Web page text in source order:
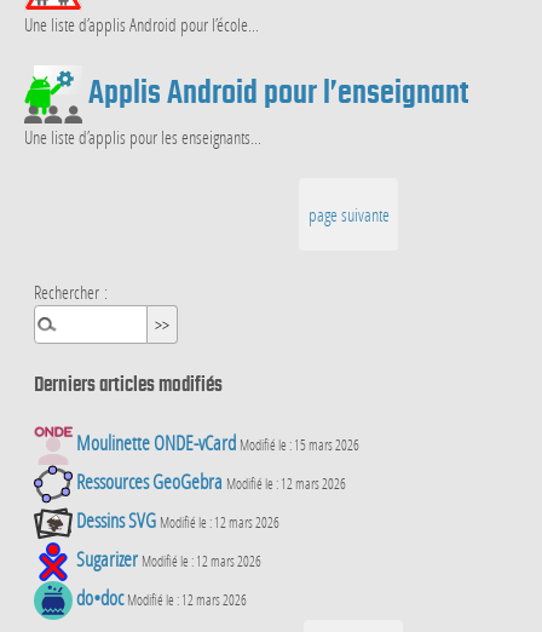
Une liste d’applis Android pour l’école...
Applis Android pour l’enseignant
Une liste d’applis pour les enseignants...
page suivante
Rechercher :
Derniers articles modifiés
Moulinette ONDE-vCard Modifié le : 15 mars 2026
Ressources GeoGebra Modifié le : 12 mars 2026
Dessins SVG Modifié le : 12 mars 2026
Sugarizer Modifié le : 12 mars 2026
do•doc Modifié le : 12 mars 2026